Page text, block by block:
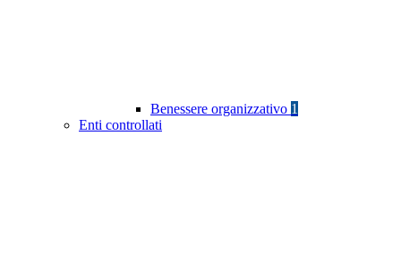
Benessere organizzativo 1
Enti controllati